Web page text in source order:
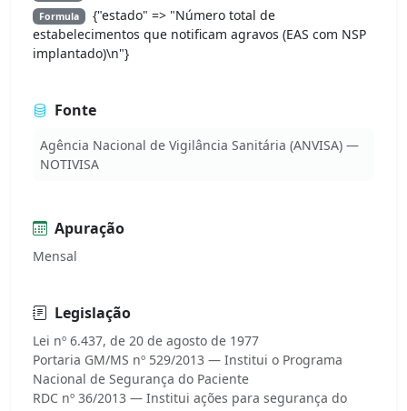
Formula
{"estado" => "Número total de
estabelecimentos que notificam agravos (EAS com NSP
implantado)\n"}
Fonte
Agência Nacional de Vigilância Sanitária (ANVISA) —
NOTIVISA
Apuração
Mensal
Legislação
Lei nº 6.437, de 20 de agosto de 1977
Portaria GM/MS nº 529/2013 — Institui o Programa
Nacional de Segurança do Paciente
RDC nº 36/2013 — Institui ações para segurança do